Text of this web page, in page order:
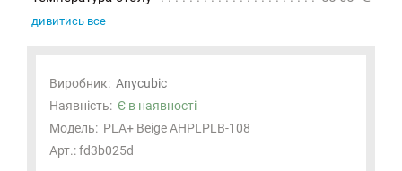
дивитись все
Виробник: Anycubic
Наявність: Є в наявності
Модель: PLA+ Beige AHPLPLB-108
Арт.: fd3b025d